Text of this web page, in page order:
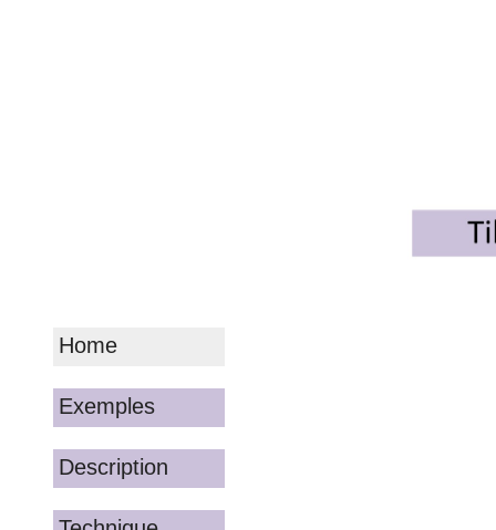
Home
Exemples
Description